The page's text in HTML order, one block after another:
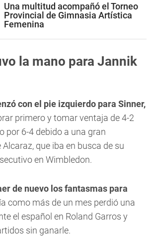
Una multitud acompañó el Torneo
Provincial de Gimnasia Artística
Femenina
la mano para Jannik
con el pie izquierdo para Sinner,
primero y tomar ventaja de 4-2
por 6-4 debido a una gran
que iba en busca de su
en Wimbledon.
de nuevo los fantasmas para
como más de un mes perdió una
el español en Roland Garros y
sin ganarle.